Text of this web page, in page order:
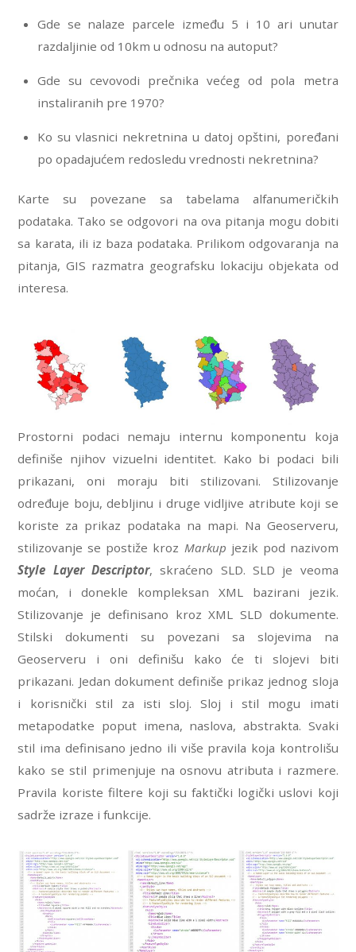
Gde se nalaze parcele između 5 i 10 ari unutar
razdaljinie od 10km u odnosu na autoput?
Gde su cevovodi prečnika većeg od pola metra
instaliranih pre 1970?
Ko su vlasnici nekretnina u datoj opštini, poređani
po opadajućem redosledu vrednosti nekretnina?
Karte su povezane sa tabelama alfanumeričkih
podataka. Tako se odgovori na ova pitanja mogu dobiti
sa karata, ili iz baza podataka. Prilikom odgovaranja na
pitanja, GIS razmatra geografsku lokaciju objekata od
interesa.
Prostorni podaci nemaju internu komponentu koja
definiše njihov vizuelni identitet. Kako bi podaci bili
prikazani, oni moraju biti stilizovani. Stilizovanje
određuje boju, debljinu i druge vidljive atribute koji se
koriste za prikaz podataka na mapi. Na Geoserveru,
stilizovanje se postiže kroz Markup jezik pod nazivom
Style Layer Descriptor, skraćeno SLD. SLD je veoma
moćan, i donekle kompleksan XML bazirani jezik.
Stilizovanje je definisano kroz XML SLD dokumente.
Stilski dokumenti su povezani sa slojevima na
Geoserveru i oni definišu kako će ti slojevi biti
prikazani. Jedan dokument definiše prikaz jednog sloja
i korisnički stil za isti sloj. Sloj i stil mogu imati
metapodatke poput imena, naslova, abstrakta. Svaki
stil ima definisano jedno ili više pravila koja kontrolišu
kako se stil primenjuje na osnovu atributa i razmere.
Pravila koriste filtere koji su faktički logički uslovi koji
sadrže izraze i funkcije.